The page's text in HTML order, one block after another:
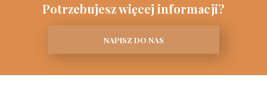
Potrzebujesz więcej informacji?
NAPISZ DO NAS